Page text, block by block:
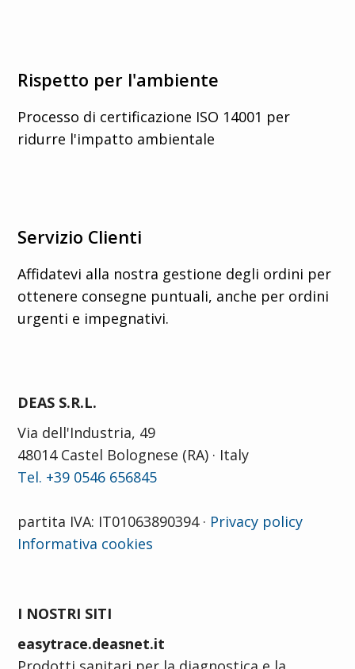
Rispetto per l'ambiente
Processo di certificazione ISO 14001 per
ridurre l'impatto ambientale
Servizio Clienti
Affidatevi alla nostra gestione degli ordini per
ottenere consegne puntuali, anche per ordini
urgenti e impegnativi.
DEAS S.R.L.
Via dell'Industria, 49
48014 Castel Bolognese (RA) · Italy
Tel. +39 0546 656845
partita IVA: IT01063890394 · Privacy policy
Informativa cookies
I NOSTRI SITI
easytrace.deasnet.it